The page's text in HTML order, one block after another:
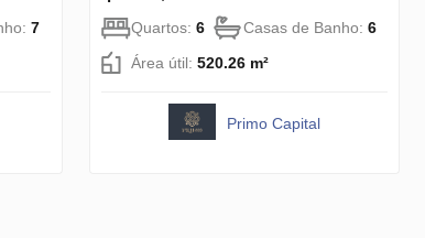
7
Quartos: 6 Casas de Banho: 6
Área útil: 520.26 m²
Primo Capital